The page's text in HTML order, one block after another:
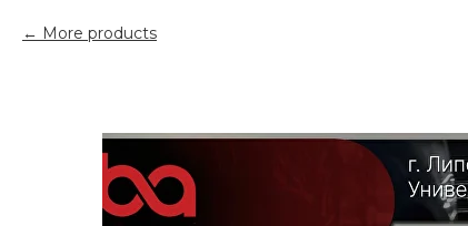
More products